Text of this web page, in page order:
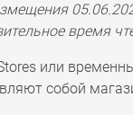
время
или
собой